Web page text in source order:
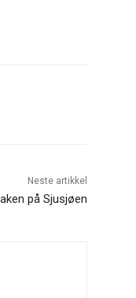
Neste artikkel
på Sjusjøen